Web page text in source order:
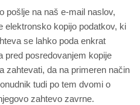
pošlje na naš e-mail naslov,
elektronsko kopijo podatkov, ki
se lahko poda enkrat
pred posredovanjem kopije
zahtevati, da na primeren način
tudi po tem dvomi o
zahtevo zavrne.